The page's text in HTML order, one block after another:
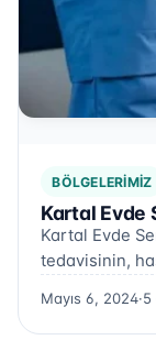
BÖLGELERIMIZ
Kartal Evde
Kartal Evde
tedavisinin,
Mayıs 6, 2024·5